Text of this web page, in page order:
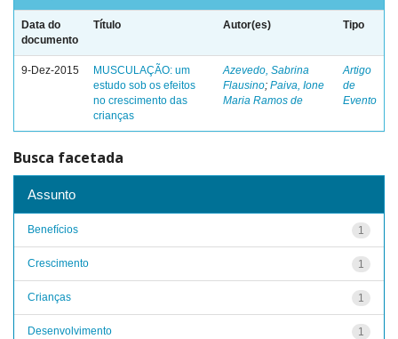
Data do
documento
Título Autor(es) Tipo
9-Dez-2015
MUSCULAÇÃO: um
estudo sob os efeitos
no crescimento das
crianças
Azevedo, Sabrina
Flausino; Paiva, Ione
Maria Ramos de
Artigo
de
Evento
Busca facetada
Assunto
1
Benefícios
1
Crescimento
1
Crianças
1
Desenvolvimento